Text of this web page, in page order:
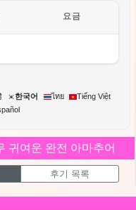
요금
한국어 ไทย
Tiếng Việt
귀여운 완전 아마추어
후기 목록